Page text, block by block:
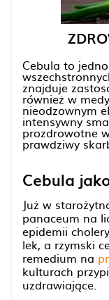
Cebula to
znajduje
również w
nieodzownym
intensywny
prozdrowotne
prawdziwy
Cebula
Już w
panaceum na
epidemii
lek, a rzymski
remedium na
kulturach
uzdrawiające.